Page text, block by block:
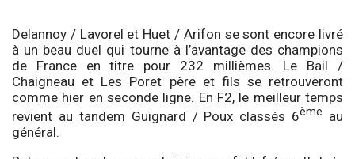
Delannoy / Lavorel et Huet / Arifon se sont encore livré
à un beau duel qui tourne à l’avantage des champions
de France en titre pour 232 millièmes. Le Bail /
Chaigneau et Les Poret père et fils se retrouveront
comme hier en seconde ligne. En F2, le meilleur temps
revient au tandem Guignard / Poux classés 6ème
au
général.